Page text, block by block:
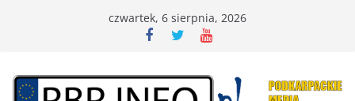
czwartek, 6 sierpnia, 2026